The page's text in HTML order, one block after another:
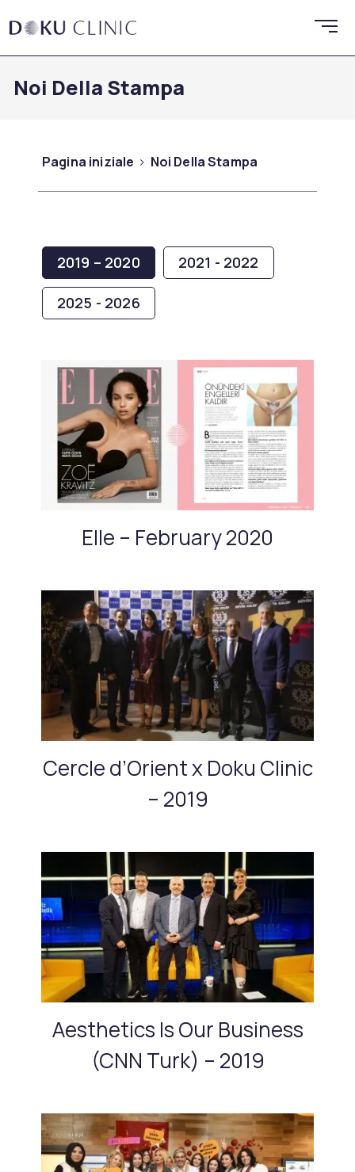
Noi Della Stampa
Pagina iniziale Noi Della Stampa
2019 – 2020 2021 - 2022
2025 - 2026
Elle – February 2020
Cercle d’Orient x Doku Clinic
– 2019
Aesthetics Is Our Business
(CNN Turk) – 2019